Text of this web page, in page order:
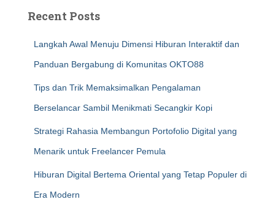
Recent Posts
Langkah Awal Menuju Dimensi Hiburan Interaktif dan
Panduan Bergabung di Komunitas OKTO88
Tips dan Trik Memaksimalkan Pengalaman
Berselancar Sambil Menikmati Secangkir Kopi
Strategi Rahasia Membangun Portofolio Digital yang
Menarik untuk Freelancer Pemula
Hiburan Digital Bertema Oriental yang Tetap Populer di
Era Modern